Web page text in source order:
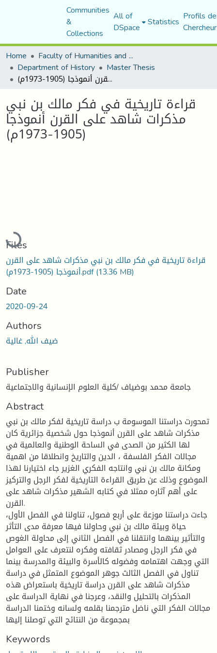
Communities
&
Collections
All of
DSpace Statistics Profils
Home
Faculty of Humanities and Social Sciences
Department of History Master Thesis
قراءة تاريخية في فكر مالك بن نبي مذكرات شاهد على القرن أنموذجا (1905-1973م)
قراءة تاريخية في فكر مالك بن نبي
مذكرات شاهد على القرن أنموذجا
(1905-1973م)
Loading...
Files
قراءة تاريخية في فكر مالك بن نبي مذكرات شاهد على القرن
أنموذجا (1905-1973م).pdf(13.36 MB)
Date
2020-09-24
Authors
ضيف الله, غالية
Publisher
جامعة محمد بوضياف /كلية العلوم الإنسانية والاجتماعية
Abstract
تمحورت دراستنا الموسومة ب دراسة تاريخية لفكر مالك بن نبي
مذكرات شاهد على القرن أنموذجا حول شخصية جزائرية كان
لها الكثير من الصدى في الساحة الوطنية والعالمية في
مجالات الفكر الفلسفة ، الدين والتاريخ وانطلاقا من اهمية
ومكانة مالك بن نبي وانتاجه الفكري الغزير جاء اختيارنا لهذا
الموضوع وذلك عن طريق القراءة التاريخية لفكر الرجل والتركيز
على أهم آثاره ممثلا في كتابه الشهير مذكرات شاهد على
القرن.
جاءت دراستنا موزعة على أربع فصول، تناولنا في الفصل الأول،
حياة وبيئة مالك بن نبي وحاولنا فيها معرفة مدى التأثر
والتأثير بينهما وانتقلنا في الفصل الثاني إلى محاولة الغوص
في فكر الرجل ومصادر ثقافته وفكره لنتعرف على العوامل
التي وجهت اهتمامه وفضوله كالأسرة والبيئة والمدرسة بينما
تناول في الفصل الثالث جوهر الموضوع المتمثل في دراسة
مذكرات شاهد على القرن دراسة تاريخية باستعراض هذه
المذكرات بالتحليل والنقد، وعرجنا في نهاية الدراسة على
مجالات الفكر التي ناضل مترجمنا بقلمه ولسانه وختمنا الدراسة
بمجموعة من النتائج التي توصلنا إليها
Keywords